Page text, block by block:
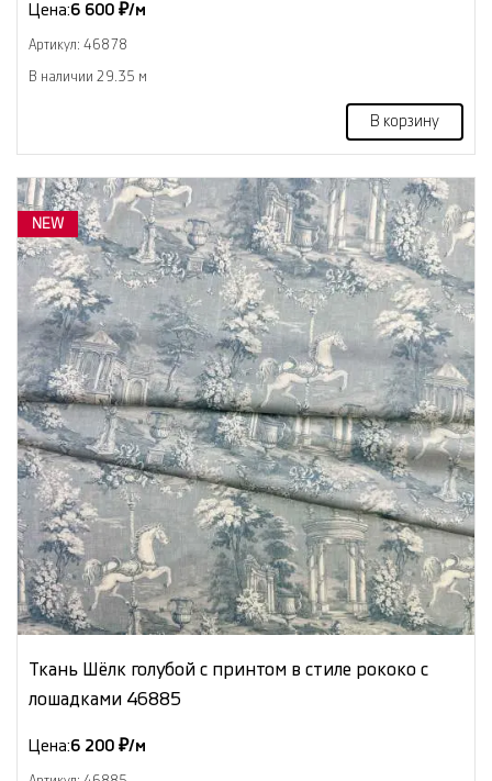
Цена:6 600 ₽/м
Артикул: 46878
В наличии 29.35 м
В корзину
NEW
Ткань Шёлк голубой с принтом в стиле рококо с
лошадками 46885
Цена:6 200 ₽/м